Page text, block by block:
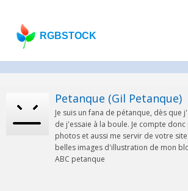
RGBSTOCK
Petanque (Gil Petanque)
Je suis un fana de pétanque, dès que
de j'essaie à la boule. Je compte
photos et aussi me servir de votre
belles images d'illustration de mon
ABC petanque